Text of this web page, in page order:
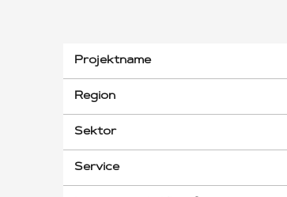
Projektname
Region
Sektor
Service